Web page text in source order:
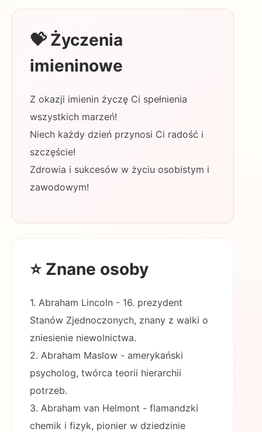
💝 Życzenia
imieninowe
Z okazji imienin życzę Ci spełnienia
wszystkich marzeń!
Niech każdy dzień przynosi Ci radość i
szczęście!
Zdrowia i sukcesów w życiu osobistym i
zawodowym!
⭐ Znane osoby
1. Abraham Lincoln - 16. prezydent
Stanów Zjednoczonych, znany z walki o
zniesienie niewolnictwa.
2. Abraham Maslow - amerykański
psycholog, twórca teorii hierarchii
potrzeb.
3. Abraham van Helmont - flamandzki
chemik i fizyk, pionier w dziedzinie